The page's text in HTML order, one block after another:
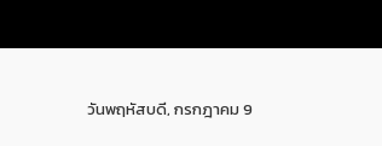
วันพฤหัสบดี, กรกฎาคม 9